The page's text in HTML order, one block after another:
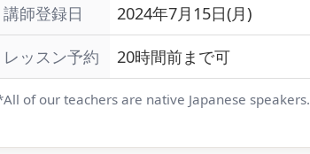
講師登録日
2024年7月15日(月)
レッスン予約
20時間前まで可
of our teachers are native Japanese speakers.